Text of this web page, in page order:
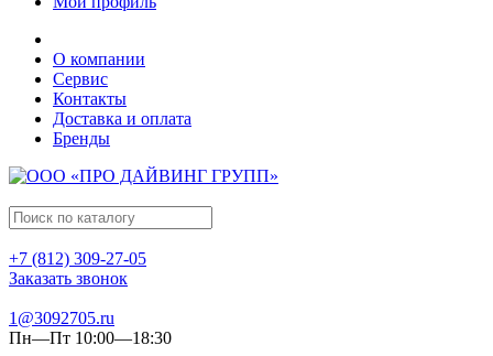
О компании
Сервис
Контакты
Доставка и оплата
Бренды
+7 (812) 309-27-05
Заказать звонок
1@3092705.ru
Пн—Пт 10:00—18:30